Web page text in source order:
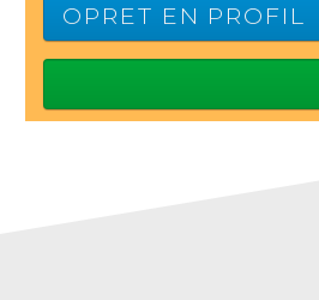
OPRET EN PROFIL